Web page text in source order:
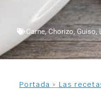
Carne,Chorizo, Guiso,
Portada » Las